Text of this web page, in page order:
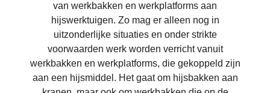
van werkbakken en werkplatforms aan
hijswerktuigen. Zo mag er alleen nog in
uitzonderlijke situaties en onder strikte
voorwaarden werk worden verricht vanuit
werkbakken en werkplatforms, die gekoppeld zijn
aan een hijsmiddel. Het gaat om hijsbakken aan